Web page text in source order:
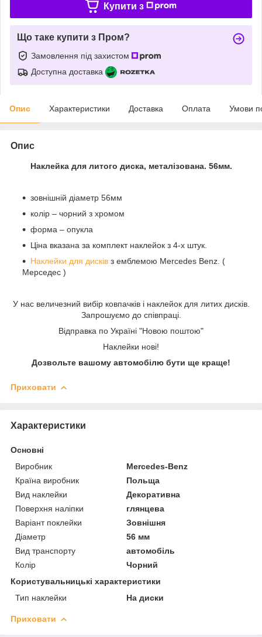
Купити з
Що таке купити з Пром?
Замовлення під захистом
Доступна доставка
Опис Характеристики Доставка Оплата Умови
Опис
Наклейка для литого диска, металізована. 56мм.
зовнішній діаметр 56мм
колір – чорний з хромом
форма – опукла
Ціна вказана за комплект наклейок з 4-х штук.
Наклейки для дисків з емблемою Mercedes Benz. (
Мерседес )
У нас величезний вибір ковпачків і наклейок для литих дисків.
Запрошуємо до співпраці.
Відправка по Україні "Новою поштою"
Наклейки нові!
Дозвольте вашому автомобілю бути ще краще!
Приховати
Характеристики
Основні
Виробник
Mercedes-Benz
Країна виробник
Польща
Вид наклейки
Декоративна
Поверхня наліпки
глянцева
Варіант поклейки
Зовнішня
Діаметр
56 мм
Вид транспорту
автомобіль
Колір
Чорний
Користувальницькі характеристики
Тип наклейки
На диски
Приховати